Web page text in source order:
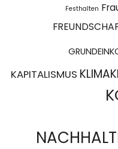
Festhalten
KAPITALISMUS